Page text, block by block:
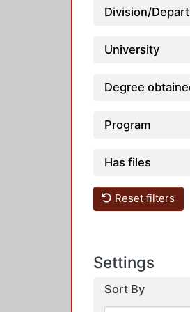
Division/
University
Degree
Program
Has files
Reset filters
Settings
Sort By